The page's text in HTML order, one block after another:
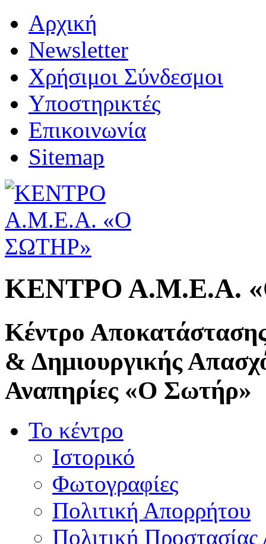
Αρχική
Newsletter
Χρήσιμοι Σύνδεσμοι
Υποστηρικτές
Επικοινωνία
Sitemap
ΚΕΝΤΡΟ Α.Μ.Ε.Α.
Κέντρο
& Δημιουργικής
Αναπηρίες «Ο Σωτήρ»
Το κέντρο
Ιστορικό
Φωτογραφίες
Πολιτική Απορρήτου
Πολιτική